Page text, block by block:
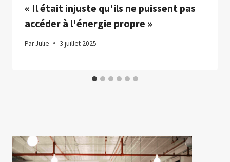
« Il était injuste qu'ils ne puissent pas
accéder à l'énergie propre »
ParJulie 3 juillet 2025